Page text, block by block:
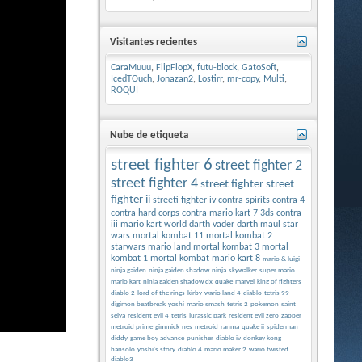
Visitantes recientes
CaraMuuu, FlipFlopX, futu-block, GatoSoft,
IcedTOuch, Jonazan2, Lostirr, mr-copy, Multi,
ROQUI
Nube de etiqueta
street fighter 6 street fighter 2
street fighter 4 street fighter street
fighter ii streeti fighter iv contra spirits contra 4
contra hard corps contra mario kart 7 3ds contra
iii mario kart world darth vader darth maul star
wars mortal kombat 11 mortal kombat 2
starwars mario land mortal kombat 3 mortal
kombat 1 mortal kombat mario kart 8 mario & luigi
ninja gaiden ninja gaiden shadow ninja skywalker super mario
mario kart ninja gaiden shadow dx quake marvel
king of fighters
diablo 2
lord of the rings kirby wario land 4 diablo tetris 99
digimon beatbreak yoshi mario smash tetris 2 pokemon saint
seiya resident evil 4 tetris jurassic park resident evil zero zapper
metroid prime gimmick nes metroid ranma quake ii spiderman
diddy game boy advance punisher diablo iv donkey kong
hansolo yoshi's story diablo 4 mario maker 2 wario twisted
diablo3